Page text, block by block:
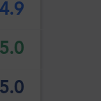
4.9
5.0
5.0